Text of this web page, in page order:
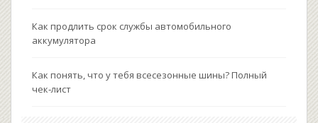
Как продлить срок службы автомобильного
аккумулятора
Как понять, что у тебя всесезонные шины? Полный
чек‑лист